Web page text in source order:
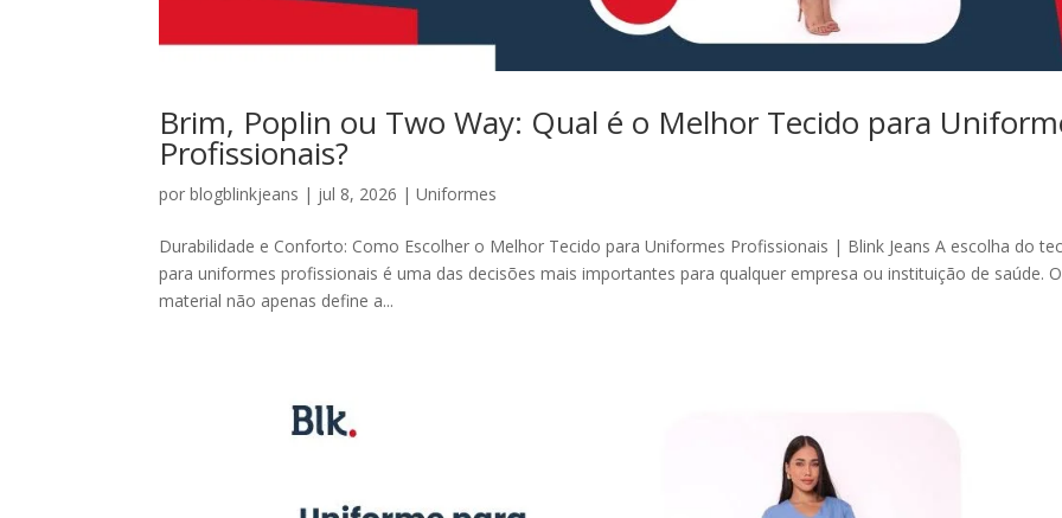
Brim, Poplin ou Two Way: Qual é o Melhor Tecido para
Profissionais?
porblogblinkjeans | jul 8, 2026 |Uniformes
Durabilidade e Conforto: Como Escolher o Melhor Tecido para Uniformes Profissionais | Blink Jeans A escolha do
para uniformes profissionais é uma das decisões mais importantes para qualquer empresa ou instituição de saúde. O
material não apenas define a...